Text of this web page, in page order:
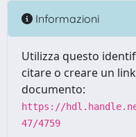
Informazioni
Utilizza questo
citare o creare un
documento:
https://
47/4759